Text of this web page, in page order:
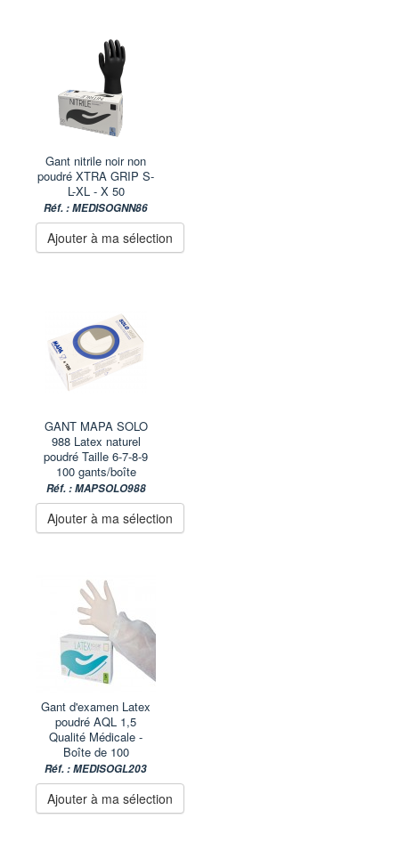
Gant nitrile noir non
poudré XTRA GRIP S-
L-XL - X 50
Réf. : MEDISOGNN86
Ajouter à ma sélection
GANT MAPA SOLO
988 Latex naturel
poudré Taille 6-7-8-9
100 gants/boîte
Réf. : MAPSOLO988
Ajouter à ma sélection
Gant d'examen Latex
poudré AQL 1,5
Qualité Médicale -
Boîte de 100
Réf. : MEDISOGL203
Ajouter à ma sélection